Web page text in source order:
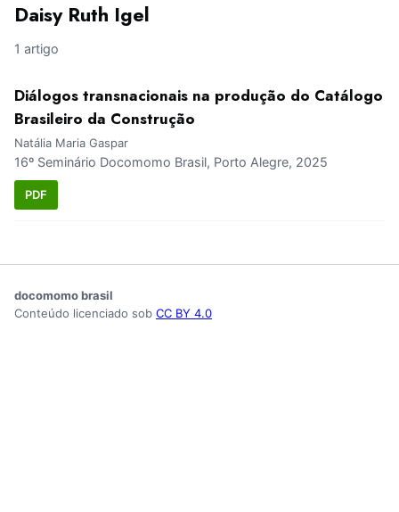
Daisy Ruth Igel
1 artigo
Diálogos transnacionais na produção do Catálogo
Brasileiro da Construção
Natália Maria Gaspar
16º Seminário Docomomo Brasil, Porto Alegre, 2025
PDF
docomomo brasil
Conteúdo licenciado sob CC BY 4.0